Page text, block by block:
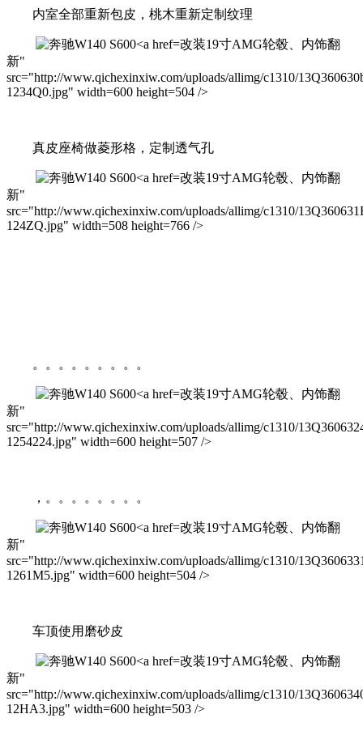
内室全部重新包皮，桃木重新定制纹理
改装19寸AMG轮毂、内饰翻
新"
src="http://www.qichexinxiw.com/uploads/allimg/c1310/
1234Q0.jpg" width=600 height=504 />
真皮座椅做菱形格，定制透气孔
改装19寸AMG轮毂、内饰翻
新"
src="http://www.qichexinxiw.com/uploads/allimg/c1310/
124ZQ.jpg" width=508 height=766 />
。。。。。。。。。
改装19寸AMG轮毂、内饰翻
新"
src="http://www.qichexinxiw.com/uploads/allimg/c1310/
1254224.jpg" width=600 height=507 />
，。。。。。。。。
改装19寸AMG轮毂、内饰翻
新"
src="http://www.qichexinxiw.com/uploads/allimg/c1310/
1261M5.jpg" width=600 height=504 />
车顶使用磨砂皮
改装19寸AMG轮毂、内饰翻
新"
src="http://www.qichexinxiw.com/uploads/allimg/c1310/
12HA3.jpg" width=600 height=503 />